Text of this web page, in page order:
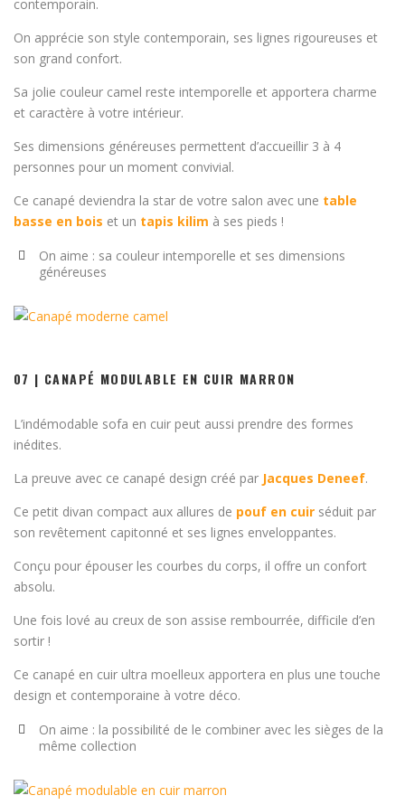
contemporain.
On apprécie son style contemporain, ses lignes rigoureuses et
son grand confort.
Sa jolie couleur camel reste intemporelle et apportera charme
et caractère à votre intérieur.
Ses dimensions généreuses permettent d’accueillir 3 à 4
personnes pour un moment convivial.
Ce canapé deviendra la star de votre salon avec une table
basse en bois et un tapis kilim à ses pieds !
On aime : sa couleur intemporelle et ses dimensions
généreuses
07 | CANAPÉ MODULABLE EN CUIR MARRON
L’indémodable sofa en cuir peut aussi prendre des formes
inédites.
La preuve avec ce canapé design créé par Jacques Deneef.
Ce petit divan compact aux allures de pouf en cuir séduit par
son revêtement capitonné et ses lignes enveloppantes.
Conçu pour épouser les courbes du corps, il offre un confort
absolu.
Une fois lové au creux de son assise rembourrée, difficile d’en
sortir !
Ce canapé en cuir ultra moelleux apportera en plus une touche
design et contemporaine à votre déco.
On aime : la possibilité de le combiner avec les sièges de la
même collection